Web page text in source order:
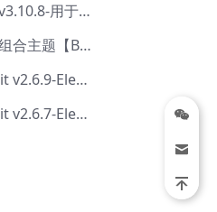
WP Rocket v3.10.8-用于wordpress速度优化的缓存加速插件【Cd-0019】
Nicex-创意组合主题【Be-0092】
ElementsKit v2.6.9-Elementor插件【Ab-0161】
ElementsKit v2.6.7-Elementor插件【Ab-0162】